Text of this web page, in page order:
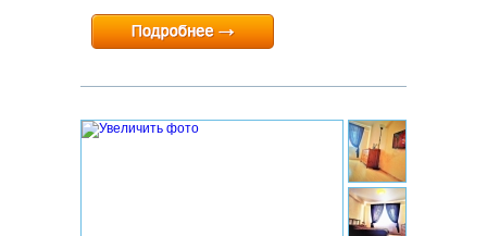
Минимальный срок:1 суток
Расчетный час:12:00